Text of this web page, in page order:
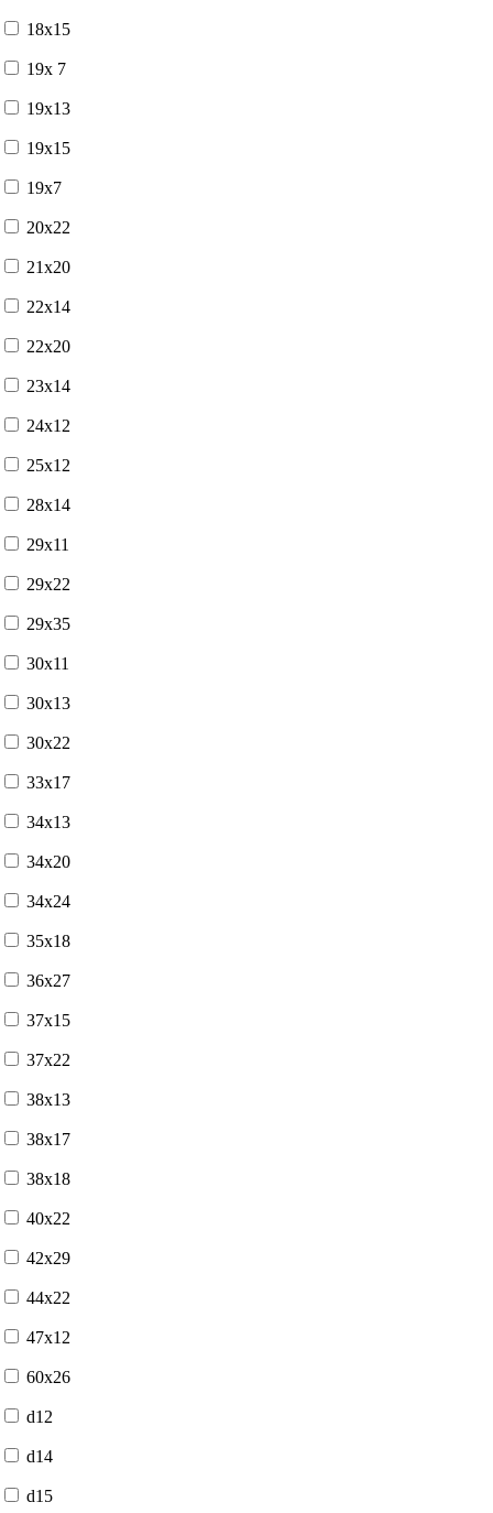
18x15
19x 7
19x13
19x15
19x7
20x22
21x20
22x14
22x20
23x14
24x12
25x12
28x14
29x11
29x22
29x35
30x11
30x13
30x22
33x17
34x13
34x20
34x24
35x18
36x27
37x15
37x22
38x13
38x17
38x18
40x22
42x29
44x22
47x12
60x26
d12
d14
d15